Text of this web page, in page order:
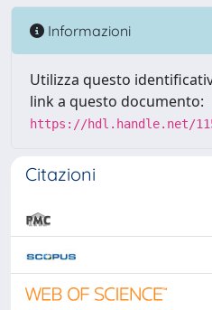
Informazioni
Utilizza questo
link a questo documento:
https://hdl.handle.net/
Citazioni